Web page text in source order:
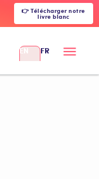
👉 Télécharger notre
livre blanc
EN FR